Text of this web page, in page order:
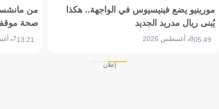
مورينيو يضع فينيسيوس في الواجهة.. هكذا
يُبنى ريال مدريد الجديد
05:498 أغسطس 2026
من
صحة موقف
13:217 أغسطس 2026
إعلان